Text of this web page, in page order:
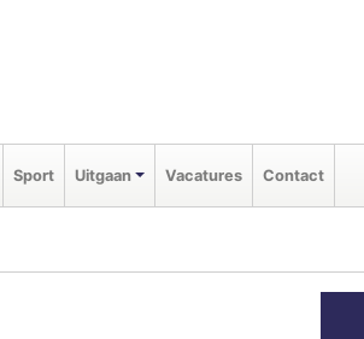
Sport Uitgaan Vacatures Contact